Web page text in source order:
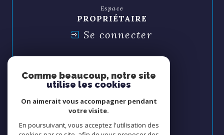
Espace
PROPRIÉTAIRE
Se connecter
Espace
Se connecter
Comme beaucoup, notre site
utilise les cookies
On aimerait vous accompagner pendant
votre visite.
En poursuivant, vous acceptez l'utilisation des